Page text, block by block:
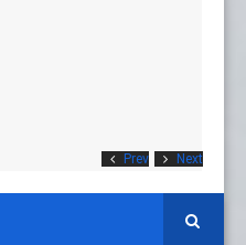
Prev Next